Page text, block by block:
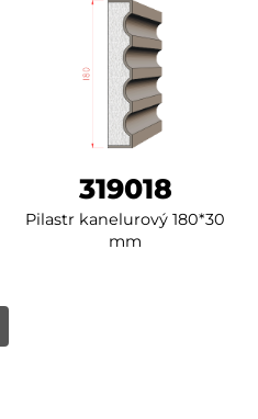
319018
Pilastr kanelurový 180*30
mm